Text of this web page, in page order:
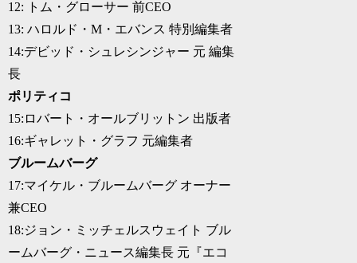
12: トム・グローサー 前CEO
13: ハロルド・M・エバンス 特別編集者
14:デビッド・シュレシンジャー 元 編集
長
ポリティコ
15:ロバート・オールブリットン 出版者
16:ギャレット・グラフ 元編集者
ブルームバーグ
17:マイケル・ブルームバーグ オーナー
兼CEO
18:ジョン・ミッチェルスウェイト ブル
ームバーグ・ニュース編集長 元『エコ